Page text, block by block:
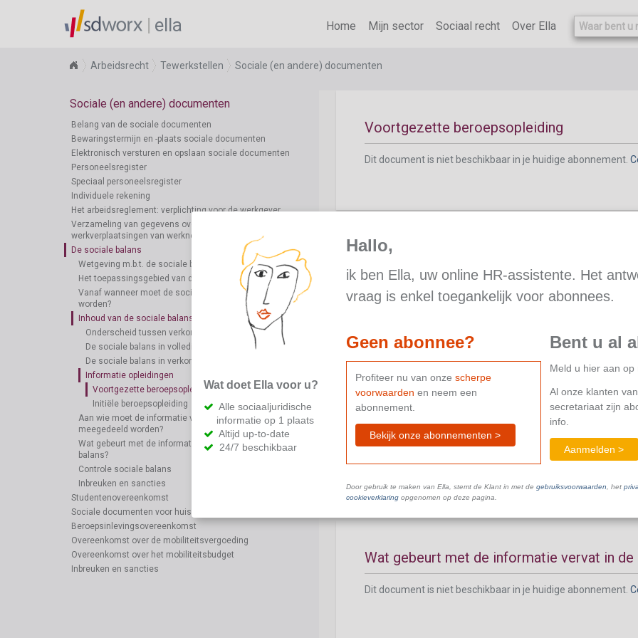
ella Home Mijn sector Sociaal recht Over Ella
Arbeidsrecht Tewerkstellen Sociale (en andere) documenten
Sociale (en andere) documenten
Belang van de sociale documenten
Bewaringstermijn en -plaats sociale documenten
Elektronisch versturen en opslaan sociale documenten
Personeelsregister
Speciaal personeelsregister
Individuele rekening
Het arbeidsreglement: verplichting voor de werkgever
Verzameling van gegevens over de woon-
werkverplaatsingen van werknemers
De sociale balans
Wetgeving m.b.t. de sociale balans
Het toepassingsgebied van de sociale balans
Vanaf wanneer moet de sociale balans opgemaakt
worden?
Inhoud van de sociale balans
Onderscheid tussen verkort en volledig schema
De sociale balans in volledig schema
De sociale balans in verkort schema
Informatie opleidingen
Voortgezette beroepsopleiding
Initiële beroepsopleiding
Aan wie moet de informatie vervat in de sociale balans
meegedeeld worden?
Wat gebeurt met de informatie vervat in de sociale
balans?
Controle sociale balans
Inbreuken en sancties
Studentenovereenkomst
Sociale documenten voor huisarbeiders
Beroepsinlevingsovereenkomst
Overeenkomst over de mobiliteitsvergoeding
Overeenkomst over het mobiliteitsbudget
Inbreuken en sancties
Informatie opleidingen
Voortgezette beroepsopleiding
Dit document is niet beschikbaar in je huidige abonnement.
Dit document is niet beschikbaar in je huidige abonnement.
Aan wie moet de informatie vervat in de
meegedeeld worden?
Dit document is niet beschikbaar in je huidige abonnement.
Wat gebeurt met de informatie vervat in de
Dit document is niet beschikbaar in je huidige abonnement.
Wat doet Ella voor u?
Alle sociaaljuridische
informatie op 1 plaats
Altijd up-to-date
24/7 beschikbaar
Hallo,
ik ben Ella, uw online HR-assistente. Het
vraag is enkel toegankelijk voor abonnees.
Geen abonnee?
Profiteer nu van onze scherpe
voorwaarden en neem een
abonnement.
Bekijk onze abonnementen >
Bent u al
Meld u hier aan op
Al onze klanten
secretariaat zijn
info.
Aanmelden >
Door gebruik te maken van Ella, stemt de Klant in met de gebruiksvoorwaarden , het
cookieverklaringopgenomen op deze pagina.